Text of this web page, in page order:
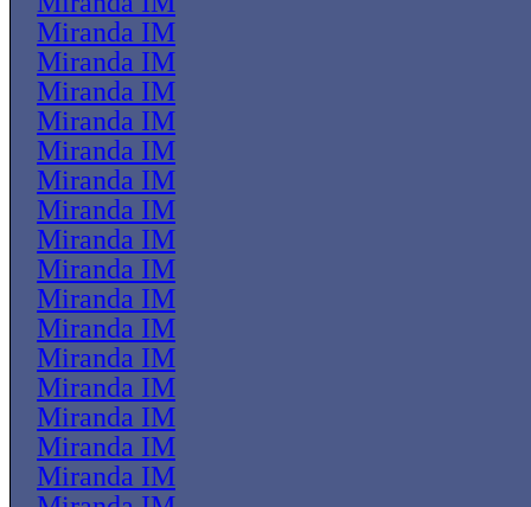
Miranda IM
Miranda IM
Miranda IM
Miranda IM
Miranda IM
Miranda IM
Miranda IM
Miranda IM
Miranda IM
Miranda IM
Miranda IM
Miranda IM
Miranda IM
Miranda IM
Miranda IM
Miranda IM